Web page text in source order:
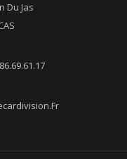
Du Jas